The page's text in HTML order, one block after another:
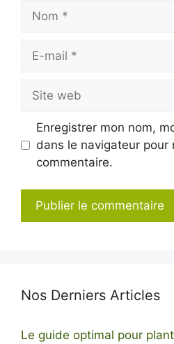
Nom
Site
web
Enregistrer mon nom,
dans le navigateur pour
commentaire.
Nos Derniers Articles
Le guide optimal pour